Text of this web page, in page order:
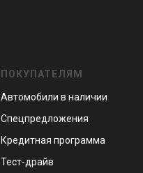
ПОКУПАТЕЛЯМ
Автомобили в наличии
Спецпредложения
Кредитная программа
Тест-драйв